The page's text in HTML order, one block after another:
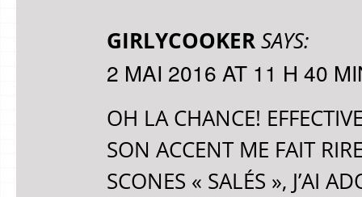
GIRLYCOOKERSAYS:
2 MAI 2016 AT 11 H 40
OH LA CHANCE!
SON ACCENT ME FAIT
SCONES « SALÉS », J’AI